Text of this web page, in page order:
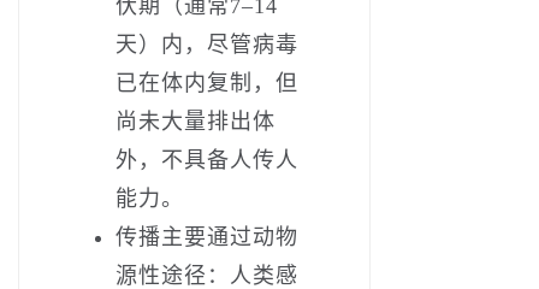
伏期（通常7–14
天）内，尽管病毒
已在体内复制，但
尚未大量排出体
外，‌不具备人传人
能力‌。
传播主要通过‌动物
源性途径‌：人类感